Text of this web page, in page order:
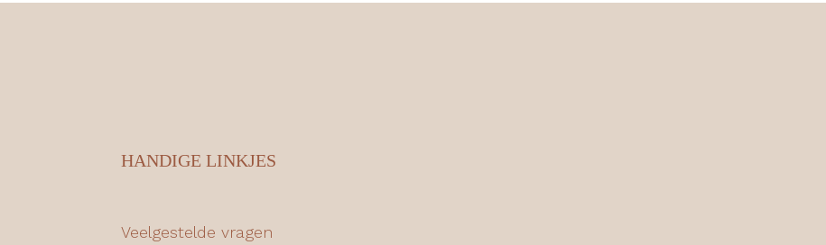
HANDIGE LINKJES
Veelgestelde vragen